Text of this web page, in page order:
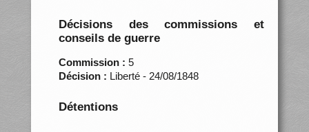
Décisions des commissions et
conseils de guerre
Commission : 5
Décision : Liberté - 24/08/1848
Détentions